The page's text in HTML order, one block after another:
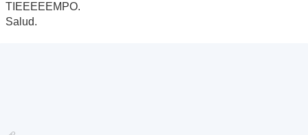
TIEEEEEMPO.
Salud.